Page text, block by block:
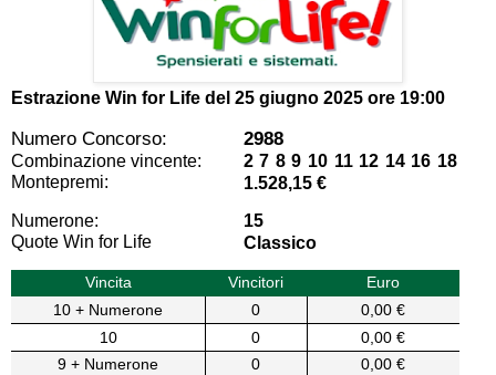
Estrazione Win for Life del 25 giugno 2025 ore 19:00
Numero Concorso: 2988
Combinazione vincente:
2 7 8 9 10 11 12 14 16 18
Montepremi:
1.528,15 €
Numerone:
15
Quote Win for Life
Classico
Vincita Vincitori
Euro
10 + Numerone
0
0,00 €
10
0
0,00 €
9 + Numerone
0
0,00 €